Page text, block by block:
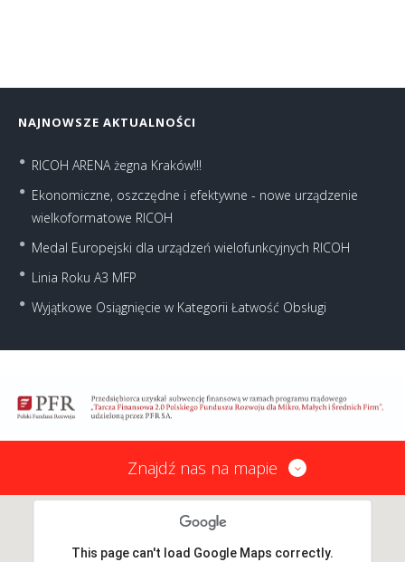
NAJNOWSZE AKTUALNOŚCI
RICOH ARENA żegna Kraków!!!
Ekonomiczne, oszczędne i efektywne - nowe urządzenie
wielkoformatowe RICOH
Medal Europejski dla urządzeń wielofunkcyjnych RICOH
Linia Roku A3 MFP
Wyjątkowe Osiągnięcie w Kategorii Łatwość Obsługi
Znajdź nas na mapie
This page can't load Google Maps correctly.